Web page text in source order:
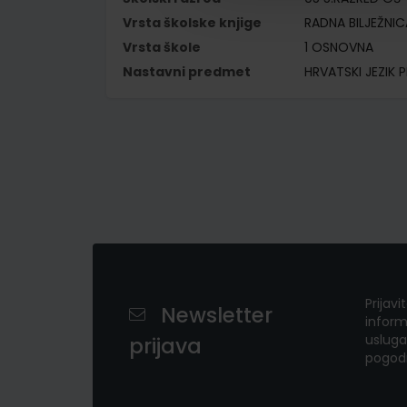
Vrsta školske knjige
RADNA
Vrsta škole
1 OSNOVNA
Nastavni predmet
HRVATSKI JEZIK
Newsletter
prijava